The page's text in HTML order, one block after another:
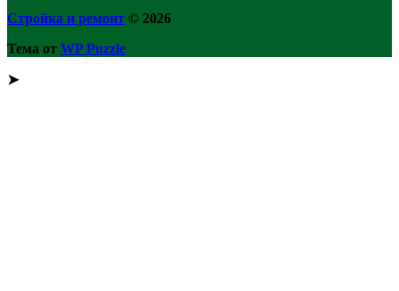
Стройка и ремонт © 2026
Тема от WP Puzzle
➤